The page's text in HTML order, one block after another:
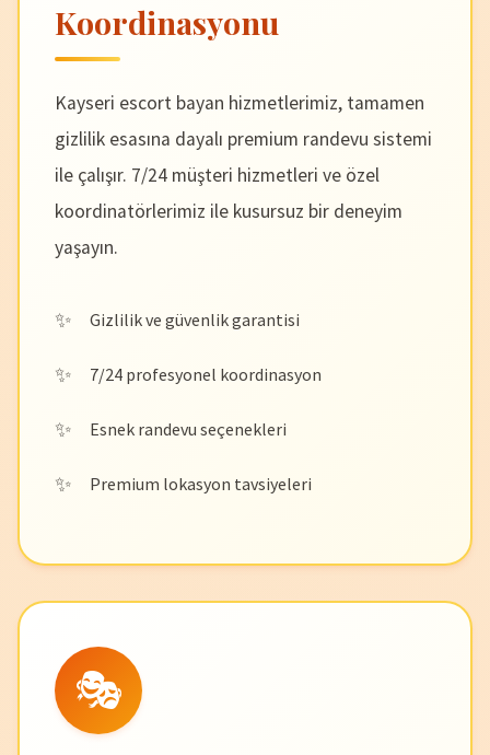
Koordinasyonu
Kayseri escort bayan hizmetlerimiz, tamamen
gizlilik esasına dayalı premium randevu sistemi
ile çalışır. 7/24 müşteri hizmetleri ve özel
koordinatörlerimiz ile kusursuz bir deneyim
yaşayın.
Gizlilik ve güvenlik garantisi
7/24 profesyonel koordinasyon
Esnek randevu seçenekleri
Premium lokasyon tavsiyeleri
🎭